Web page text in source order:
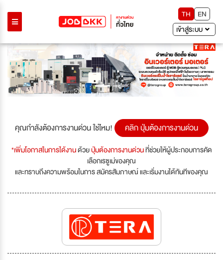
TH
EN
เข้าสู่ระบบ
Previous Next
คุณกำลังต้องการงานด่วน ใช่ไหม! คลิก ปุ่มต้องการงานด่วน
*เพิ่มโอกาสในการได้งานด้วยปุ่มต้องการงานด่วนที่ช่วยให้ผู้ประกอบการคัด
เลือกเรซูเม่ของคุณ
และทราบถึงความพร้อมในการ สมัครสัมภาษณ์ และเริ่มงานได้ทันทีของคุณ